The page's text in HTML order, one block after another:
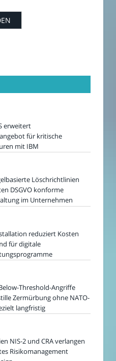
erweitert
für kritische
mit IBM
Löschrichtlinien
DSGVO konforme
im Unternehmen
reduziert Kosten
für digitale
Threshold-Angriffe
Zermürbung ohne NATO-
langfristig
NIS-2 und CRA verlangen
Risikomanagement